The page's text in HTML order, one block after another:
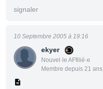
signaler
ekyer
Nouvel·le AFfilié·e
Membre depuis 21 ans
10 Septembre 2005 à 19:16